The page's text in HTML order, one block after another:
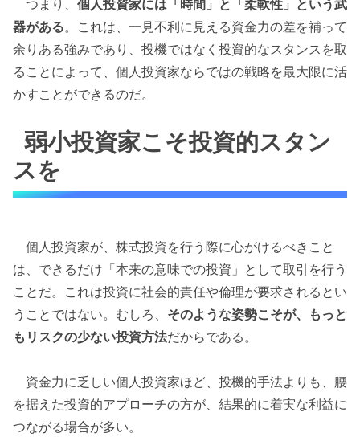
つまり、 個人投資家には「時間」と「柔軟性」という武
器がある。これは、一見不利に見える資金力の差を補って
余りある強みであり、投機ではなく投資的なスタンスを取
ることによって、個人投資家ならではの戦略を最大限に活
かすことができるのだ。
弱小投資家こそ投資的スタン
スを
個人投資家が、株式投資を行う際に心がけるべきこと
は、できるだけ「本来の意味での投資」として取引を行う
ことだ。これは投資に社会的責任や倫理が要求されるとい
うことではない。むしろ、 そのような姿勢こそが、もっと
もリスクの少ない投資方法だからである。
資金力に乏しい個人投資家ほど、投機的手法よりも、腰
を据えた投資的アプローチの方が、結果的に着実な利益に
つながる場合が多い。